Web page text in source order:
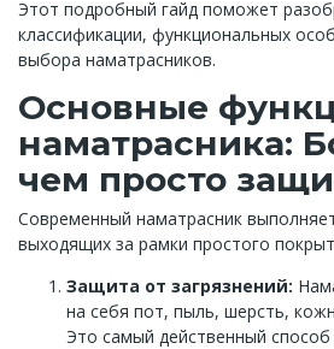
Этот подробный гайд поможет
классификации, функциональных
выбора наматрасников.
Основные
наматрасника:
чем просто
Современный наматрасник
выходящих за рамки простого
Защита от загрязнений:
на себя пот, пыль, шерсть,
Это самый действенный